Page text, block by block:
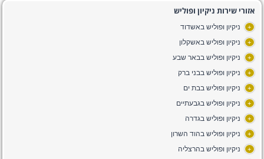
אזורי שירות ניקיון ופוליש
+ ניקיון ופוליש באשדוד
+ ניקיון ופוליש באשקלון
+ ניקיון ופוליש בבאר שבע
+ ניקיון ופוליש בבני ברק
+ ניקיון ופוליש בבת ים
+ ניקיון ופוליש בגבעתיים
+ ניקיון ופוליש בגדרה
+ ניקיון ופוליש בהוד השרון
+ ניקיון ופוליש בהרצליה